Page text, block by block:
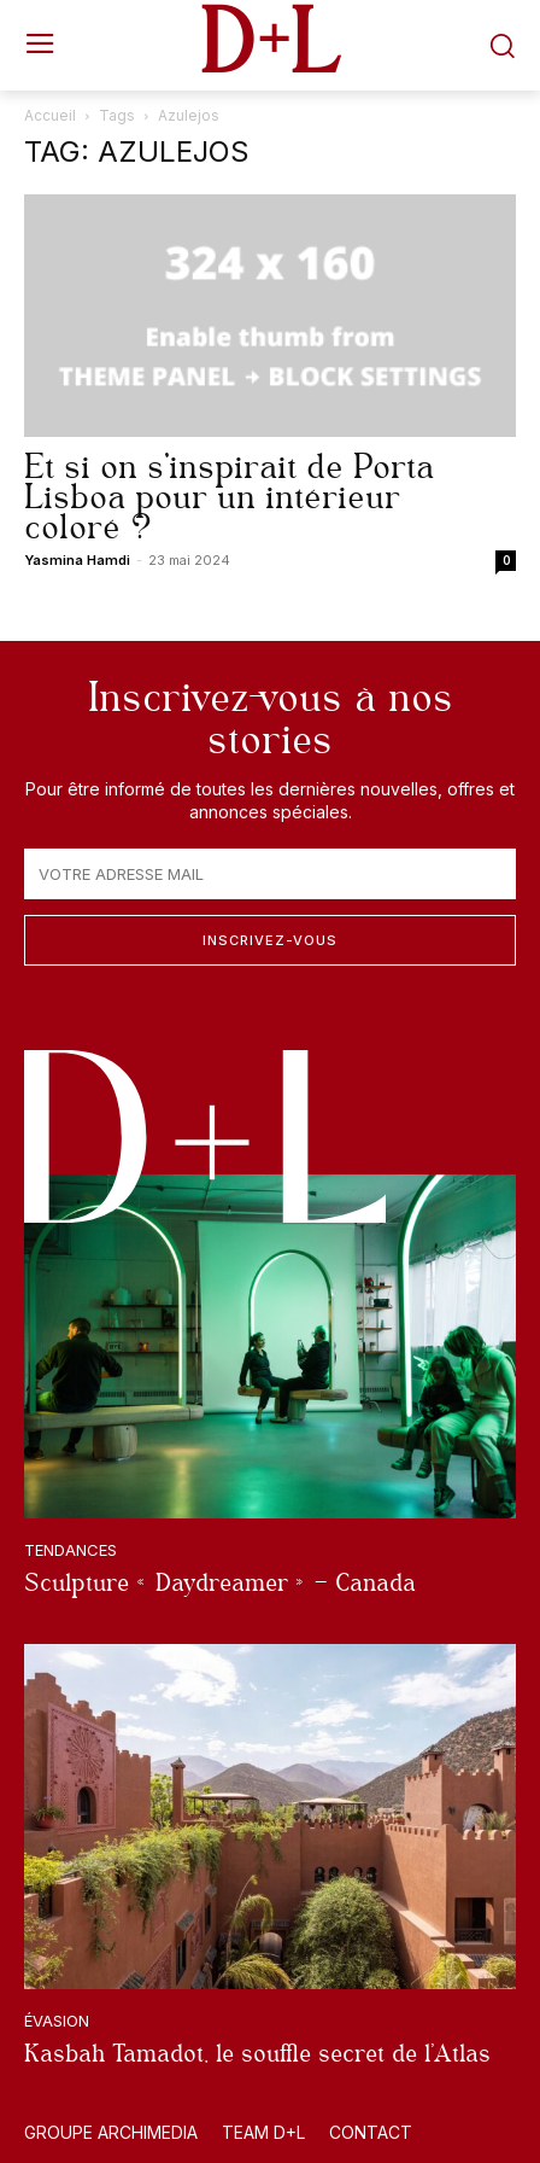
D+L
Accueil Tags Azulejos
TAG: AZULEJOS
Et si on s’inspirait de Porta
Lisboa pour un intérieur
coloré ?
Yasmina Hamdi - 23 mai 2024 0
Inscrivez-vous à nos
stories
Pour être informé de toutes les dernières nouvelles, offres et
annonces spéciales.
INSCRIVEZ-VOUS
TENDANCES
Sculpture « Daydreamer » – Canada
ÉVASION
Kasbah Tamadot, le souffle secret de l’Atlas
GROUPE ARCHIMEDIA TEAM D+L CONTACT